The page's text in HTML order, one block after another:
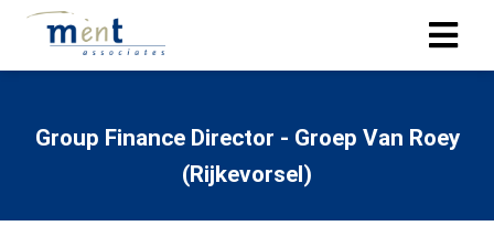
Group Finance Director - Groep Van Roey
(Rijkevorsel)